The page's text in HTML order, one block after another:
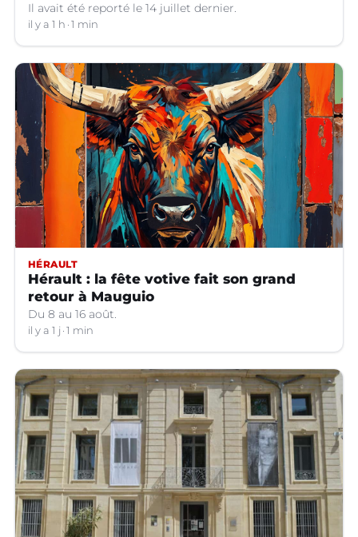
Il avait été reporté le 14 juillet dernier.
il y a 1 h 1 min
HÉRAULT
Hérault : la fête votive fait son grand
retour à Mauguio
Du 8 au 16 août.
il y a 1 j 1 min